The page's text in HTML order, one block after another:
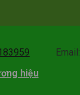
Email:
hiệu